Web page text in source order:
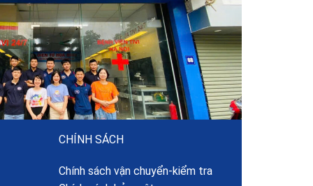
CHÍNH SÁCH
Chính sách vận chuyển-kiểm tra